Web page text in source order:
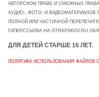
АВТОРСКОМ ПРАВЕ И СМЕЖНЫХ
АУДИО-, ФОТО- И ВИДЕОМАТЕРИАЛОВ
ПОЛНОЙ ИЛИ ЧАСТИЧНОЙ
ГИПЕРССЫЛКА НА GTRKPSKOV.RU
ДЛЯ ДЕТЕЙ СТАРШЕ 16 ЛЕТ.
ПОЛИТИКА ИСПОЛЬЗОВАНИЯ ФАЙЛОВ